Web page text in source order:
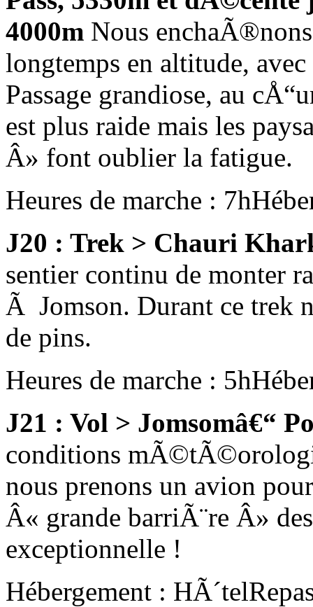
4000m Nous
longtemps en altitude,
Passage grandiose, au
est plus raide mais les
Â» font oublier la fatigue.
Heures de marche : 7h
J20 : Trek > Chauri
sentier continu de
Ã Jomson. Durant ce trek
de pins.
Heures de marche : 5h
J21 : Vol > Jomsomâ€“
conditions
nous prenons un avion
Â« grande barriÃ¨re Â»
exceptionnelle !
Hébergement : HÃ´tel